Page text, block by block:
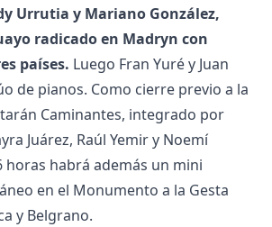
Urrutia y Mariano González,
radicado en Madryn con
países. Luego Fran Yuré y Juan
de pianos. Como cierre previo a la
Caminantes, integrado por
Juárez, Raúl Yemir y Noemí
horas habrá además un mini
en el Monumento a la Gesta
y Belgrano.